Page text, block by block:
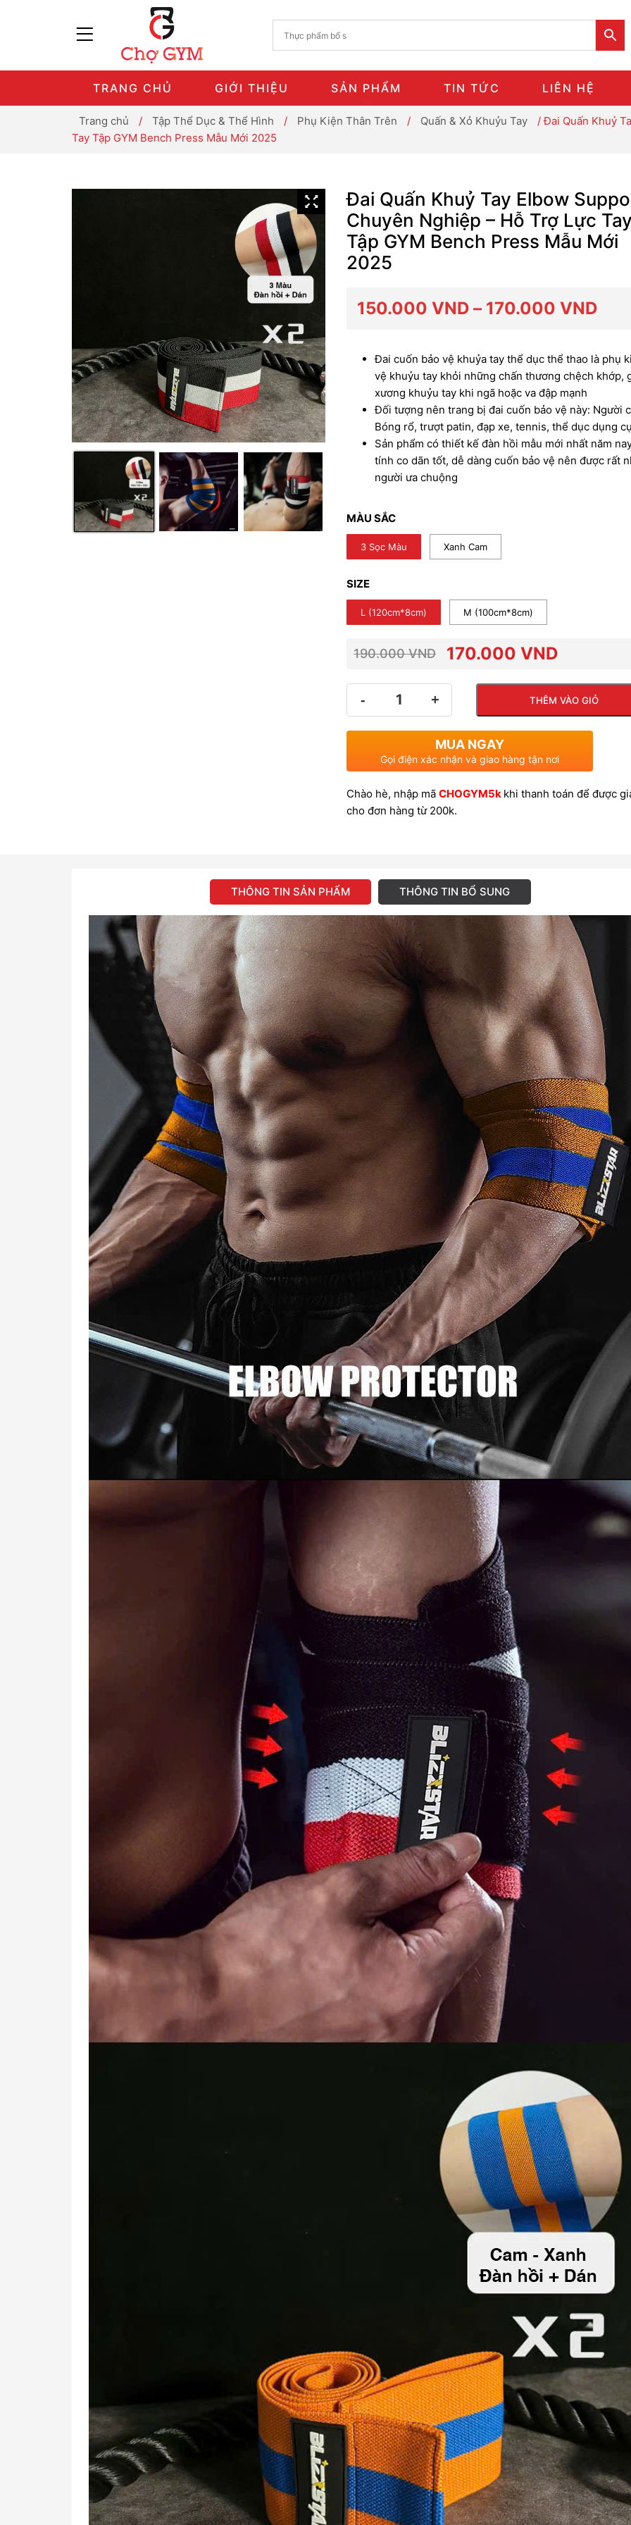
TRANG CHỦ GIỚI THIỆU SẢN PHẨM TIN TỨC LIÊN HỆ
Trang chủ / Tập Thể Dục & Thể Hình / Phụ Kiện Thân Trên / Quấn & Xỏ Khuỷu Tay
/ Đai Quấn Khuỷ
Tay Tập GYM Bench Press Mẫu Mới 2025
Đai Quấn Khuỷ Tay Elbow
Chuyên Nghiệp – Hỗ Trợ Lực Tay
Tập GYM Bench Press Mẫu Mới
2025
150.000 VND – 170.000 VND
giá:
Đai cuốn bảo vệ khuỷa tay thể dục thể thao là phụ
vệ khuỷu tay khỏi những chấn thương chệch khớp,
xương khuỷu tay khi ngã hoặc va đập mạnh
Đối tượng nên trang bị đai cuốn bảo vệ này: Người
Bóng rổ, trượt patin, đạp xe, tennis, thể dục dụng
Sản phẩm có thiết kế đàn hồi mẫu mới nhất năm
tính co dãn tốt, dễ dàng cuốn bảo vệ nên được rất
người ưa chuộng
MÀU SẮC
3 Sọc Màu Xanh Cam
SIZE
L (120cm*8cm) M (100cm*8cm)
190.000VND
Giá
190.000 VND.
170.000 VND
Giá
là:
170.000 VND.
THÊM VÀO GIỎ
MUA NGAY
Gọi điện xác nhận và giao hàng tận nơi
Chào hè, nhập mã CHOGYM5k khi thanh toán để được
cho đơn hàng từ 200k.
THÔNG TIN SẢN PHẨM THÔNG TIN BỔ SUNG